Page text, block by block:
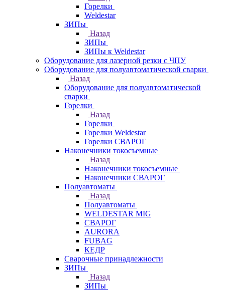
Горелки
Weldestar
ЗИПы
Назад
ЗИПы
ЗИПы к Weldestar
Оборудование для лазерной резки с ЧПУ
Оборудование для полуавтоматической сварки
Назад
Оборудование для полуавтоматической
сварки
Горелки
Назад
Горелки
Горелки Weldestar
Горелки СВАРОГ
Наконечники токосъемные
Назад
Наконечники токосъемные
Наконечники СВАРОГ
Полуавтоматы
Назад
Полуавтоматы
WELDESTAR MIG
СВАРОГ
AURORA
FUBAG
КЕДР
Сварочные принадлежности
ЗИПы
Назад
ЗИПы